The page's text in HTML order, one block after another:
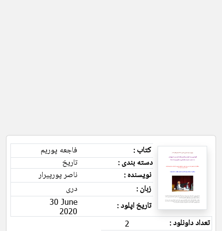
کتاب :
فاجعه پوریم
دسته بندی :
تاریخ
نویسنده :
ناصر پورپیرار
زبان :
دری
تاریخ اپلود :
30 June
2020
تعداد داونلود : 2